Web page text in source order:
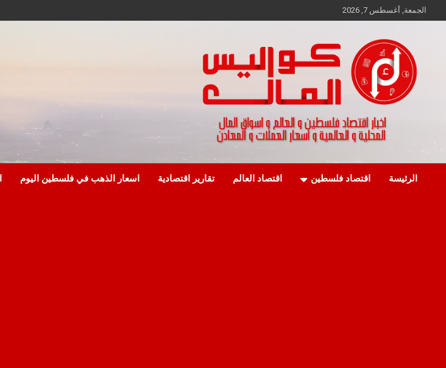
to
الجمعة, أغسطس 7, 2026
كواليس المال
الرئيسة اقتصاد فلسطين اقتصاد العالم تقارير اقتصادية اسعار الذهب في فلسطين اليوم